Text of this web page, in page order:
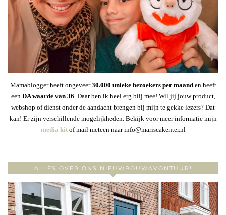
Mamablogger heeft ongeveer30.000 unieke bezoekers per maanden heeft
een DA waarde van 36 . Daar ben ik heel erg blij mee! Wil jij jouw product,
webshop of dienst onder de aandacht brengen bij mijn te gekke lezers? Dat
kan! Er zijn verschillende mogelijkheden. Bekijk voor meer informatie mijn
media kitof mail meteen naar info@mariscakenter.nl
ALLES OVER ONS NIEUWBOUWAVONTUUR!